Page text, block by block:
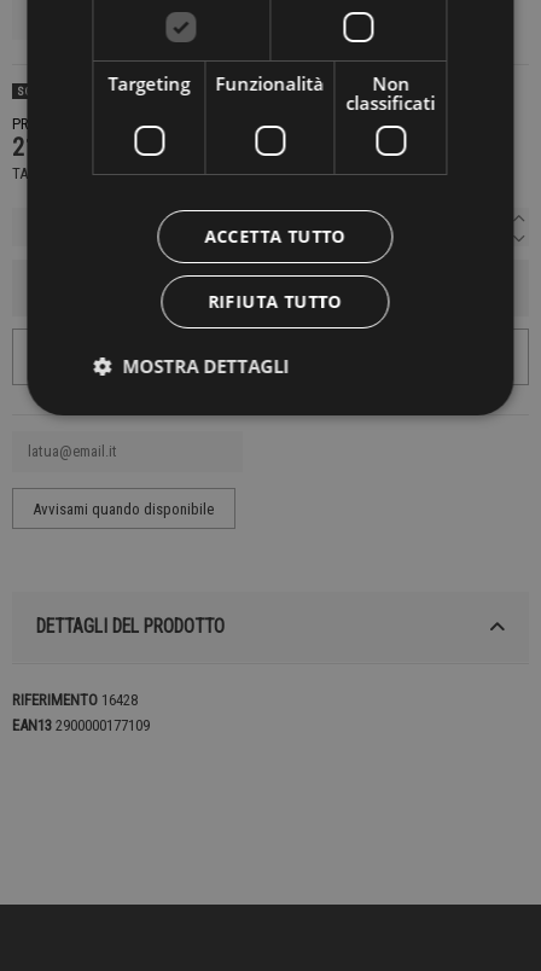
SOLD OUT
PRODOTTO NON DISPONIBILE CONTATTACI PER SAPERE DI PIÙ
219,00 €
TASSE INCLUSE
DETTAGLI DEL PRODOTTO
RIFERIMENTO 16428
EAN13 2900000177109
Targeting Funzionalità
Non
classificati
ACCETTA TUTTO
RIFIUTA TUTTO
MOSTRA DETTAGLI